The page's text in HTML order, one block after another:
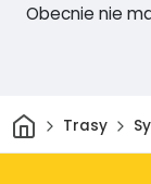
Obecnie nie
DomTrasy